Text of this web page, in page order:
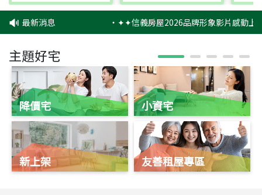
最新消息 ‧✦✦信義房屋2026品牌形象影片感動上
主題好宅
降價宅
新上架
小資宅
友善租屋專區